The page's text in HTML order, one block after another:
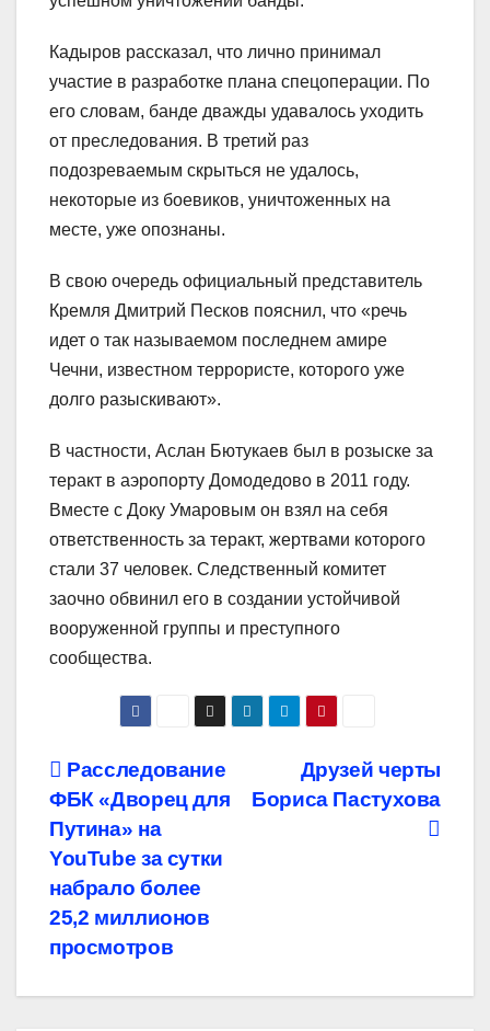
Кадыров рассказал, что лично принимал
участие в разработке плана спецоперации. По
его словам, банде дважды удавалось уходить
от преследования. В третий раз
подозреваемым скрыться не удалось,
некоторые из боевиков, уничтоженных на
месте, уже опознаны.
В свою очередь официальный представитель
Кремля Дмитрий Песков пояснил, что «речь
идет о так называемом последнем амире
Чечни, известном террористе, которого уже
долго разыскивают».
В частности, Аслан Бютукаев был в розыске за
теракт в аэропорту Домодедово в 2011 году.
Вместе с Доку Умаровым он взял на себя
ответственность за теракт, жертвами которого
стали 37 человек. Следственный комитет
заочно обвинил его в создании устойчивой
вооруженной группы и преступного
сообщества.
Навигация
по
записям
Друзей черты
Бориса Пастухова
Расследование
ФБК «Дворец для
Путина» на
YouTube за сутки
набрало более
25,2 миллионов
просмотров